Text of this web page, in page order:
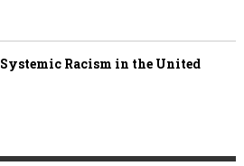
Systemic Racism in the United